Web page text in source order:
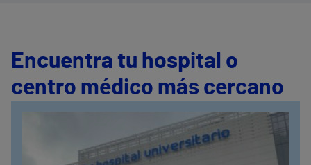
Encuentra tu hospital o
centro médico más cercano